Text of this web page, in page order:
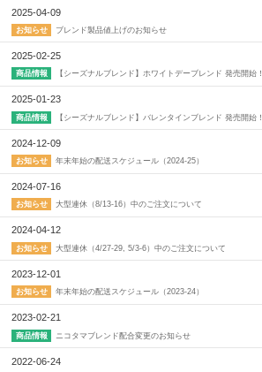
2025-04-09
お知らせ ブレンド製品値上げのお知らせ
2025-02-25
商品情報 【シーズナルブレンド】ホワイトデーブレンド 発売開始！
2025-01-23
商品情報 【シーズナルブレンド】バレンタインブレンド 発売開始！
2024-12-09
お知らせ 年末年始の配送スケジュール（2024-25）
2024-07-16
お知らせ 大型連休（8/13-16）中のご注文について
2024-04-12
お知らせ 大型連休（4/27-29, 5/3-6）中のご注文について
2023-12-01
お知らせ 年末年始の配送スケジュール（2023-24）
2023-02-21
商品情報 ニコタマブレンド配合変更のお知らせ
2022-06-24